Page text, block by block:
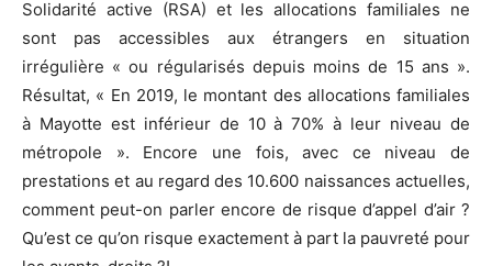
Solidarité active (RSA) et les allocations familiales ne
sont pas accessibles aux étrangers en situation
irrégulière « ou régularisés depuis moins de 15 ans ».
Résultat, « En 2019, le montant des allocations familiales
à Mayotte est inférieur de 10 à 70% à leur niveau de
métropole ». Encore une fois, avec ce niveau de
prestations et au regard des 10.600 naissances actuelles,
comment peut-on parler encore de risque d’appel d’air ?
Qu’est ce qu’on risque exactement à part la pauvreté pour